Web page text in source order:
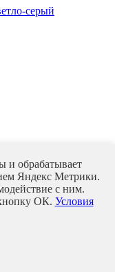
серый
длина 3
корректный
работы,
нашим
на
и обрабатывает
Яндекс Метрики.
с ним.
ОК. Условия